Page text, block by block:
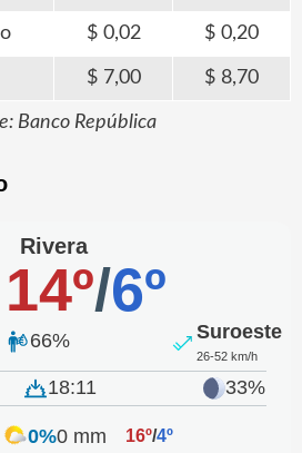
0,02 0,20
7,00 8,70
Banco República
Rivera
14º/6º
66% Suroeste
26-52 km/h
18:11 33%
0%0 mm 16º/4º